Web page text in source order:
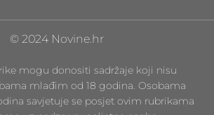
© 2024 Novine.hr
mogu donositi sadržaje koji nisu
mlađim od 18 godina. Osobama
savjetuje se posjet ovim rubrikama